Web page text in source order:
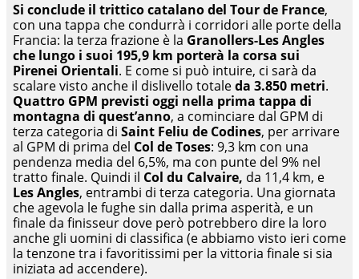
Si conclude il trittico catalano del Tour de France,
con una tappa che condurrà i corridori alle porte della
Francia: la terza frazione è la Granollers-Les Angles
che lungo i suoi 195,9 km porterà la corsa sui
Pirenei Orientali. E come si può intuire, ci sarà da
scalare visto anche il dislivello totaleda 3.850 metri.
Quattro GPM previsti oggi nella prima tappa di
montagna di quest’anno, a cominciare dal GPM di
terza categoria di Saint Feliu de Codines, per arrivare
al GPM di prima del Col de Toses: 9,3 km con una
pendenza media del 6,5%, ma con punte del 9% nel
tratto finale. Quindi il Col du Calvaire, da 11,4 km, e
Les Angles, entrambi di terza categoria. Una giornata
che agevola le fughe sin dalla prima asperità, e un
finale da finisseur dove però potrebbero dire la loro
anche gli uomini di classifica (e abbiamo visto ieri come
la tenzone tra i favoritissimi per la vittoria finale si sia
iniziata ad accendere).